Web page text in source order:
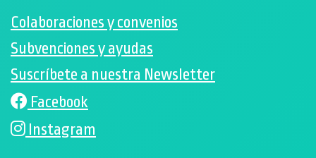
Colaboraciones y convenios
Subvenciones y ayudas
Suscríbete a nuestra Newsletter
Facebook
Instagram